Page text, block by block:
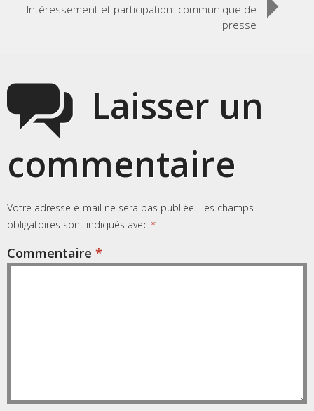
Intéressement et participation: communique de
presse
Laisser un
commentaire
Votre adresse e-mail ne sera pas publiée. Les champs
obligatoires sont indiqués avec *
Commentaire *